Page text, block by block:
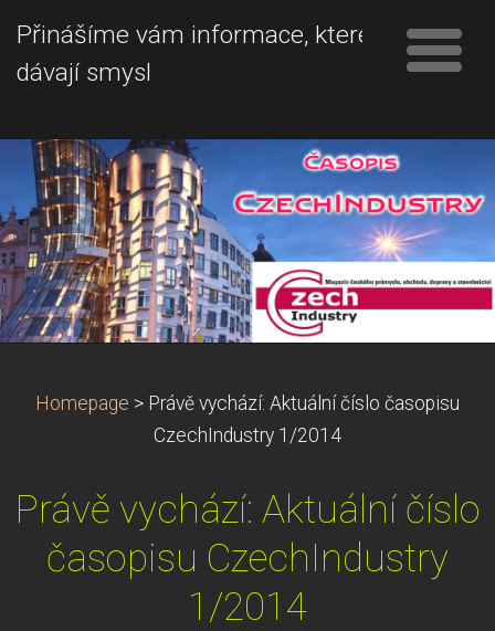
Přinášíme vám informace, které
dávají smysl
Homepage > Právě vychází: Aktuální číslo časopisu
CzechIndustry 1/2014
Právě vychází: Aktuální číslo
časopisu CzechIndustry
1/2014